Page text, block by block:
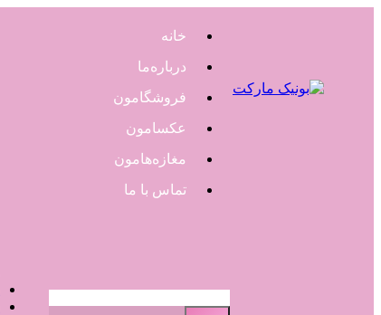
خانه
درباره‌ما
فروشگامون
عکسامون
مغازه‌هامون
تماس با ما